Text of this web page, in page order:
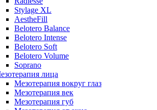
Stylage XL
AestheFill
Belotero Balance
Belotero Intense
Belotero Soft
Belotero Volume
Soprano
лица
Мезотерапия вокруг глаз
Мезотерапия век
Мезотерапия губ